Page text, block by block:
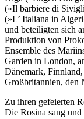
(»Il barbiere di
(»L’ Italiana in
und beteiligten sich
Produktion von
Ensemble des
Garden in London,
Dänemark,
Großbritannien, den
Zu ihren gefeierten
Die Rosina sang